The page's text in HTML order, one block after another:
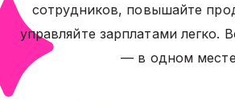
сотрудников, повышайте
управляйте зарплатами легко.
— в одном